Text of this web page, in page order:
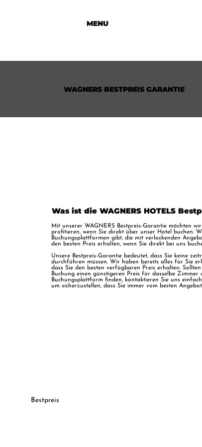
MENU
WAGNERS BESTPREIS GARANTIE
Was ist die WAGNERS HOTELS
Mit unserer WAGNERS Bestpreis-Garantie möchten
profitieren, wenn Sie direkt über unser Hotel buchen.
Buchungsplattformen gibt, die mit verlockenden
den besten Preis erhalten, wenn Sie direkt bei uns
Unsere Bestpreis-Garantie bedeutet, dass Sie keine
durchführen müssen. Wir haben bereits alles für Sie
dass Sie den besten verfügbaren Preis erhalten.
Buchung einen günstigeren Preis für dasselbe
Buchungsplattform finden, kontaktieren Sie uns
um sicherzustellen, dass Sie immer vom besten
Bestpreis